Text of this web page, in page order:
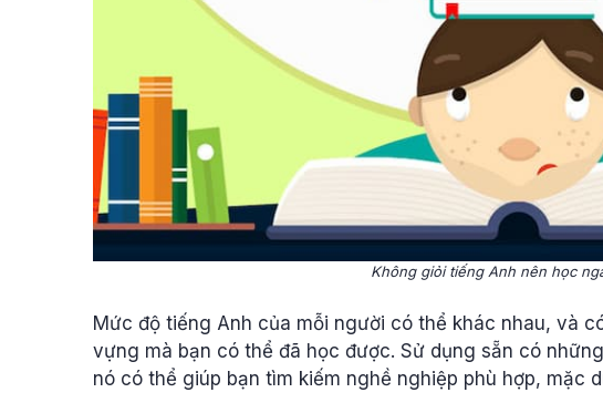
Không giỏi tiếng Anh nên học
Mức độ tiếng Anh của mỗi người có thể khác nhau, và
vựng mà bạn có thể đã học được. Sử dụng sẵn có
nó có thể giúp bạn tìm kiếm nghề nghiệp phù hợp, mặc